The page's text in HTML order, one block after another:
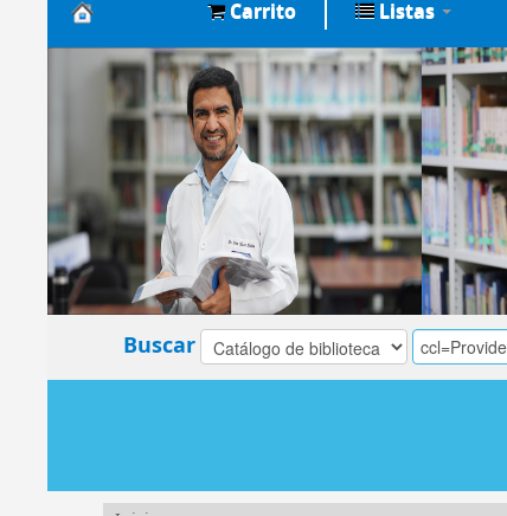
Biblioteca
Central
EsSalud
Carrito Listas
Buscar